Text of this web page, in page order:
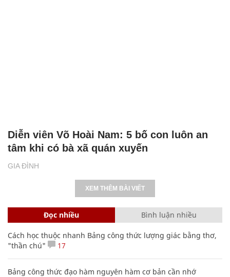
GIA ĐÌNH
Diễn viên Võ Hoài Nam: 5 bố con luôn an
tâm khi có bà xã quán xuyến
XEM THÊM BÀI VIẾT
Đọc nhiều Bình luận nhiều
Cách học thuộc nhanh Bảng công thức lượng giác bằng thơ,
"thần chú"
17
Bảng công thức đạo hàm nguyên hàm cơ bản cần nhớ